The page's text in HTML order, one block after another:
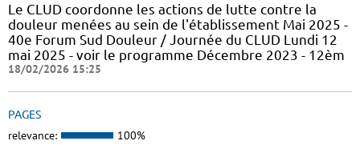
Le CLUD coordonne les actions de lutte contre la
douleur menées au sein de l'établissement Mai 2025 -
40e Forum Sud Douleur / Journée du CLUD Lundi 12
mai 2025 - voir le programme Décembre 2023 - 12èm
18/02/2026 15:25
PAGES
relevance: 100%